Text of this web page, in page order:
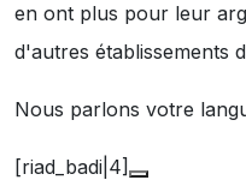
en ont plus pour leur
d'autres établissements
Nous parlons votre
[riad_badi|4]